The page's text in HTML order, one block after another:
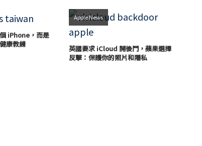
iPhone，而是
康教練
Apple News
英國要求 iCloud 開後門，蘋果選擇
反擊：保護你的照片和隱私